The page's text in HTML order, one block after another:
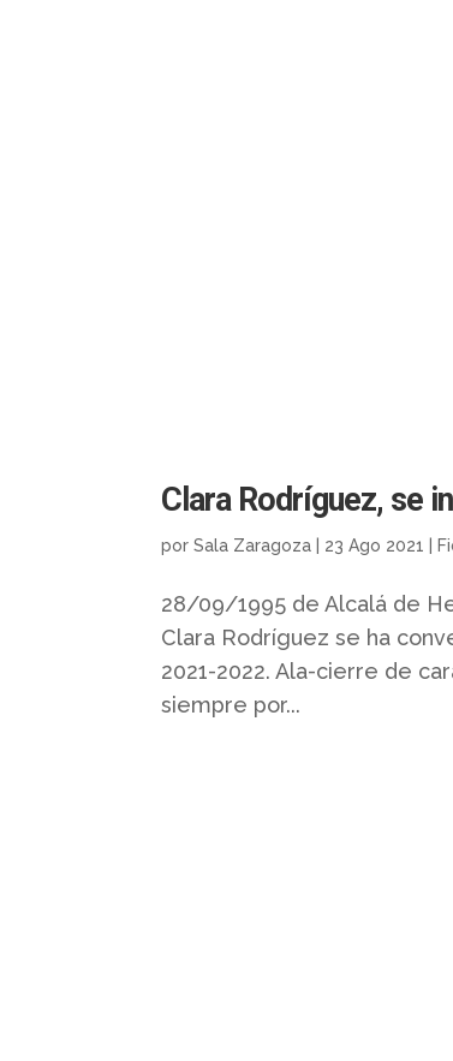
Clara Rodríguez, se
porSala Zaragoza | 23 Ago 2021 |
28/09/1995 de Alcalá de
Clara Rodríguez se ha
2021-2022. Ala-cierre de
siempre por...